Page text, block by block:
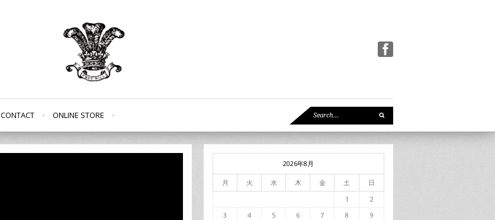
CONTACT ONLINE STORE
2026年8月
月 火 水 木 金 土 日
1
2
3
4 5 6 7 8
9